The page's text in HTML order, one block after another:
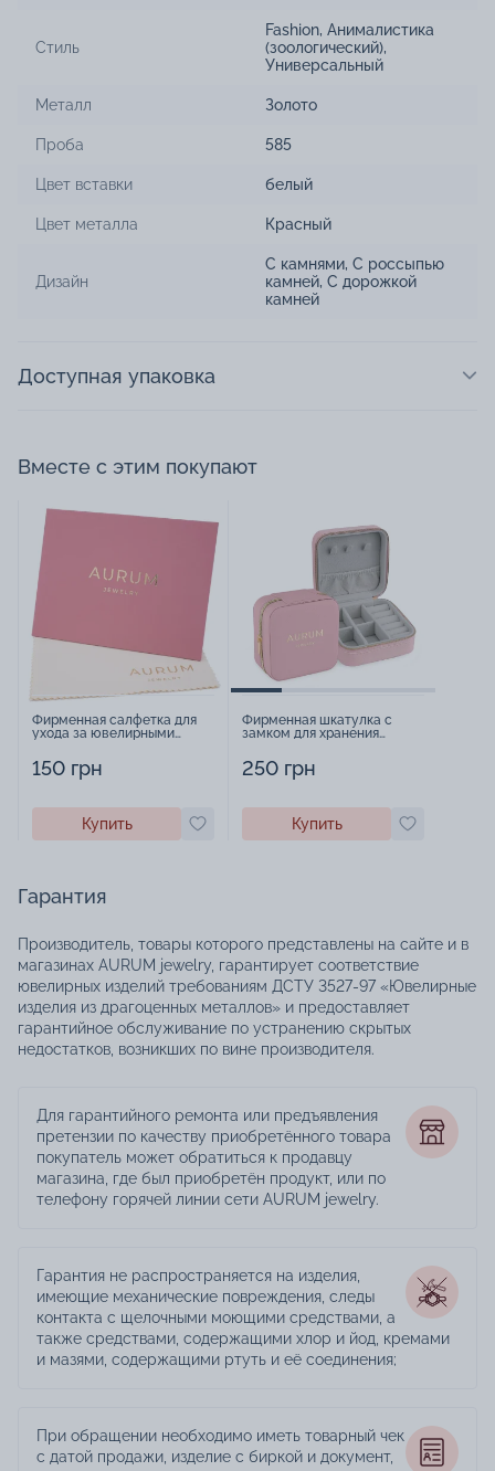
Стиль
Fashion, Анималистика
(зоологический),
Универсальный
Металл Золото
Проба 585
Цвет вставки белый
Цвет металла Красный
Дизайн
С камнями, С россыпью
камней, С дорожкой
камней
Доступная упаковка
Вместе с этим покупают
Фирменная салфетка для
ухода за ювелирными
150 грн
Купить
Фирменная шкатулка с
замком для хранения
250 грн
Купить
Гарантия
Производитель, товары которого представлены на сайте и в
магазинах AURUM jewelry, гарантирует соответствие
ювелирных изделий требованиям ДСТУ 3527-97 «Ювелирные
изделия из драгоценных металлов» и предоставляет
гарантийное обслуживание по устранению скрытых
недостатков, возникших по вине производителя.
Для гарантийного ремонта или предъявления
претензии по качеству приобретённого товара
покупатель может обратиться к продавцу
магазина, где был приобретён продукт, или по
телефону горячей линии сети AURUM jewelry.
Гарантия не распространяется на изделия,
имеющие механические повреждения, следы
контакта с щелочными моющими средствами, а
также средствами, содержащими хлор и йод, кремами
и мазями, содержащими ртуть и её соединения;
При обращении необходимо иметь товарный чек
с датой продажи, изделие с биркой и документ,